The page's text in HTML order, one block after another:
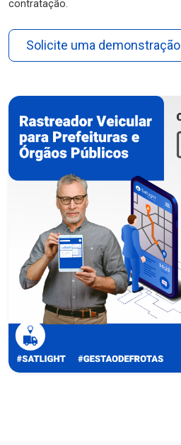
contratação.
Solicite uma demonstração